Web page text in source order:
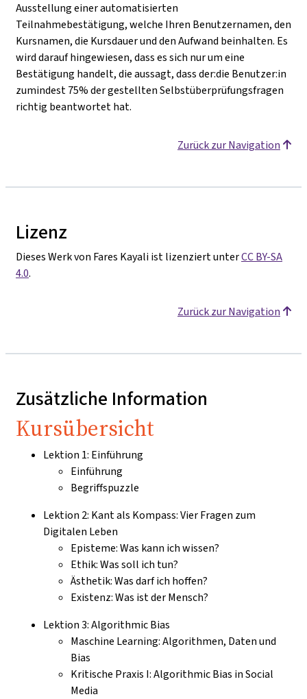
Ausstellung einer automatisierten
Teilnahmebestätigung, welche Ihren Benutzernamen, den
Kursnamen, die Kursdauer und den Aufwand beinhalten. Es
wird darauf hingewiesen, dass es sich nur um eine
Bestätigung handelt, die aussagt, dass der:die Benutzer:in
zumindest 75% der gestellten Selbstüberprüfungsfragen
richtig beantwortet hat.
Zurück zur Navigation
Lizenz
Dieses Werk von Fares Kayali ist lizenziert unterCC BY-SA
4.0.
Zurück zur Navigation
Zusätzliche Information
Kursübersicht
Lektion 1: Einführung
Einführung
Begriffspuzzle
Lektion 2: Kant als Kompass: Vier Fragen zum
Digitalen Leben
Episteme: Was kann ich wissen?
Ethik: Was soll ich tun?
Ästhetik: Was darf ich hoffen?
Existenz: Was ist der Mensch?
Lektion 3: Algorithmic Bias
Maschine Learning: Algorithmen, Daten und
Bias
Kritische Praxis I: Algorithmic Bias in Social
Media